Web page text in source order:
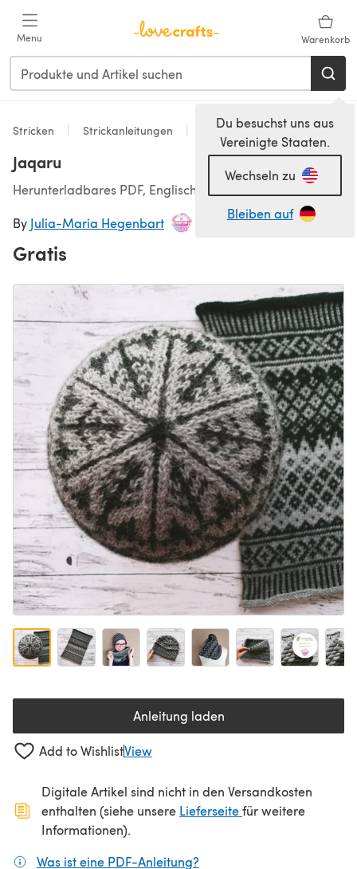
Menu Warenkorb
Du besuchst uns aus
Vereinigte Staaten.
Wechseln zu
Bleiben auf
Stricken Strickanleitungen Accessoires
Jaqaru
Herunterladbares PDF, Englisch, Deutsch
By Julia-Maria Hegenbart
Gratis
Anleitung laden(öffnet sich in einem neuen
Add to WishlistView
Digitale Artikel sind nicht in den Versandkosten
enthalten (siehe unsere Lieferseite(öffnet sich in
für weitere
Informationen).
Was ist eine PDF-Anleitung?